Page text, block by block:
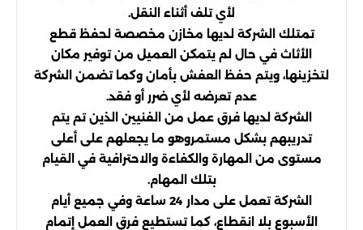
لأي تلف أثناء النقل.
تمتلك الشركة لديها مخازن مخصصة لحفظ قطع
الأثاث في حال لم يتمكن العميل من توفير مكان
لتخزينها، ويتم حفظ العفش بأمان وكما تضمن الشركة
عدم تعرضه لأي ضرر أو فقد.
الشركة لديها فرق عمل من الفنيين الذين تم يتم
تدريبهم بشكل مستمروهو ما يجعلهم على أعلى
مستوى من المهارة والكفاءة والاحترافية في القيام
بتلك المهام.
الشركة تعمل على مدار 24 ساعة وفي جميع أيام
الأسبوع بلا انقطاع، كما تستطيع فرق العمل إتمام